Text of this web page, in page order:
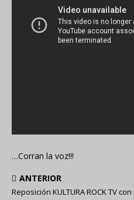
…Corran la voz!!!
ANTERIOR
Reposición KULTURA ROCK TV